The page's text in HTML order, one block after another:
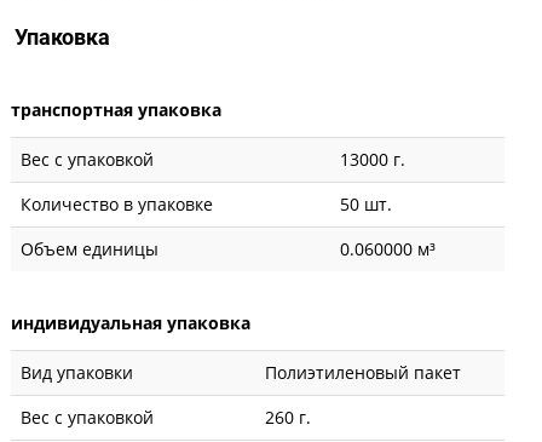
Упаковка
транспортная упаковка
Вес с упаковкой
13000 г.
Количество в упаковке
50 шт.
Объем единицы
0.060000 м³
индивидуальная упаковка
Вид упаковки
Полиэтиленовый пакет
Вес с упаковкой
260 г.